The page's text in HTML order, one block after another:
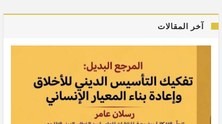
آخر المقالات